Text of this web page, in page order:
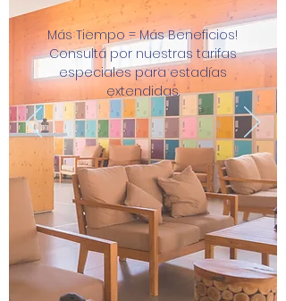
Más Tiempo = Más Beneficios!
Consultá por nuestras tarifas
especiales para estadías
extendidas.